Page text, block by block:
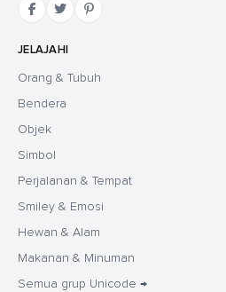
JELAJAHI
Orang & Tubuh
Bendera
Objek
Simbol
Perjalanan & Tempat
Smiley & Emosi
Hewan & Alam
Makanan & Minuman
Semua grup Unicode →